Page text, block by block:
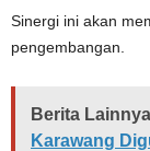
Sinergi ini akan
pengembangan.
Berita Lainnya
Karawang